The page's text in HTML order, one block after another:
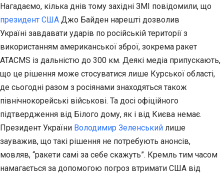
Нагадаємо, кілька днів тому західні ЗМІ повідомили, що
президент США Джо Байден нарешті дозволив
Україні завдавати ударів по російській території з
використанням американської зброї, зокрема ракет
ATACMS із дальністю до 300 км. Деякі медіа припускають,
що це рішення може стосуватися лише Курської області,
де сьогодні разом з росіянами знаходяться також
північнокорейські військові. Та досі офіційного
підтвердження від Білого дому, як і від Києва немає.
Президент України Володимир Зеленський лише
зауважив, що такі рішення не потребують анонсів,
мовляв, “ракети самі за себе скажуть”. Кремль тим часом
намагається за допомогою погроз втримати США від